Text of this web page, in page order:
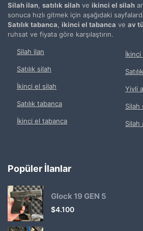
Silah ilan satılık silah ve ikinci el silah
sonuca hızlı gitmek için aşağıdaki
Satılık tabanca ikinci el tabanca ve av
ruhsat ve fiyata göre karşılaştırın.
Silah ilan
Satılık silah
İkinci el silah
Satılık tabanca
İkinci el tabanca
Yivli
Silah
Silah
Popüler İlanlar
Glock 19 GEN 5
$4.100